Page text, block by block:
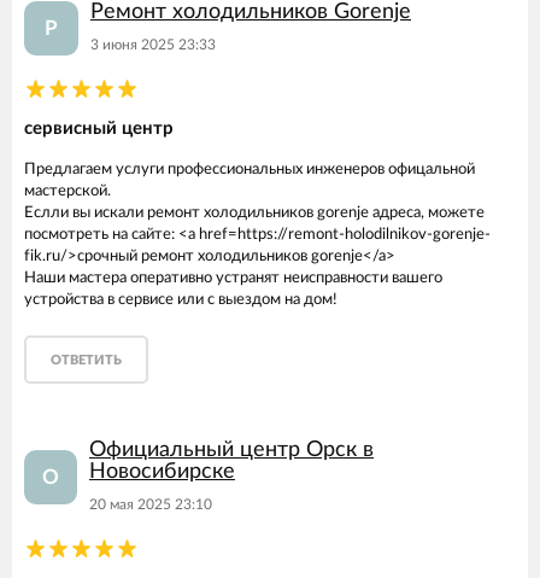
Р
Ремонт холодильников Gorenje
3 июня 2025 23:33
сервисный центр
Предлагаем услуги профессиональных инженеров офицальной
мастерской.
Еслли вы искали ремонт холодильников gorenje адреса, можете
посмотреть на сайте: <a href=https://remont-holodilnikov-gorenje-
fik.ru/>срочный ремонт холодильников gorenje</a>
Наши мастера оперативно устранят неисправности вашего
устройства в сервисе или с выездом на дом!
ОТВЕТИТЬ
О
Официальный центр Орск в
Новосибирске
20 мая 2025 23:10